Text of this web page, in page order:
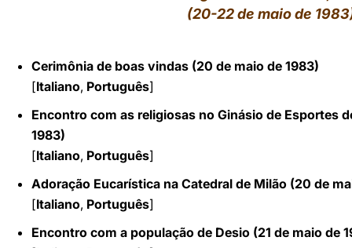
LATINE
(20-22 de maio de
Cerimônia de boas vindas (20 de maio de 1983)
[Italiano, Português]
Encontro com as religiosas no Ginásio de Esportes
1983)
[Italiano, Português]
Adoração Eucarística na Catedral de Milão (20 de
[Italiano, Português]
Encontro com a população de Desio (21 de maio de